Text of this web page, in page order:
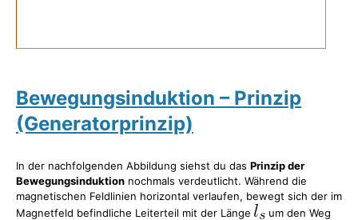
Bewegungsinduktion – Prinzip
(Generatorprinzip)
In der nachfolgenden Abbildung siehst du das Prinzip der
Bewegungsinduktion nochmals verdeutlicht. Während die
magnetischen Feldlinien horizontal verlaufen, bewegt sich der im
Magnetfeld befindliche Leiterteil mit der Länge
um den Weg